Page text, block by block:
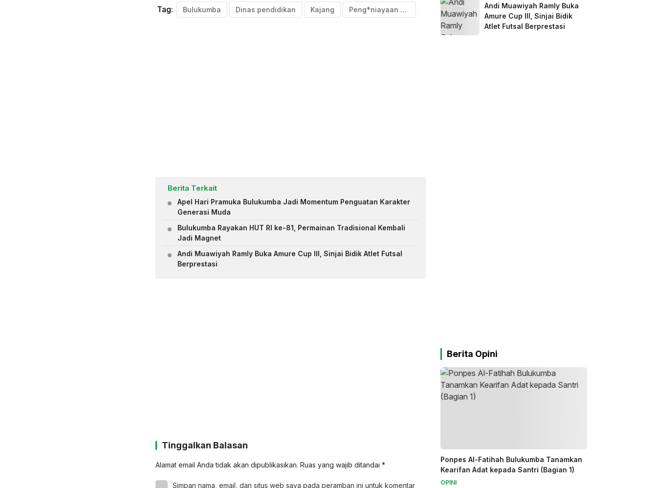
Tag: Bulukumba Dinas pendidikan Kajang Peng*niayaan anak
Berita Terkait
Apel Hari Pramuka Bulukumba Jadi Momentum Penguatan Karakter
Generasi Muda
Bulukumba Rayakan HUT RI ke-81, Permainan Tradisional Kembali
Jadi Magnet
Andi Muawiyah Ramly Buka Amure Cup III, Sinjai Bidik Atlet Futsal
Berprestasi
Tinggalkan Balasan
Alamat email Anda tidak akan dipublikasikan. Ruas yang wajib ditandai *
Simpan nama, email, dan situs web saya pada peramban ini untuk komentar
Andi Muawiyah Ramly Buka
Amure Cup III, Sinjai Bidik
Atlet Futsal Berprestasi
Berita Opini
Ponpes Al-Fatihah Bulukumba Tanamkan
Kearifan Adat kepada Santri (Bagian 1)
OPINI